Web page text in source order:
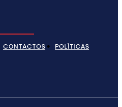
CONTACTOS POLÍTICAS